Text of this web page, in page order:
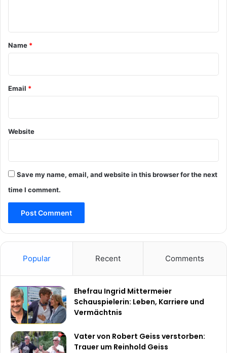
*
Name *
Email *
Website
Save my name, email, and website in this browser for the next
time I comment.
Popular Recent Comments
Ehefrau Ingrid Mittermeier
Schauspielerin: Leben, Karriere und
Vermächtnis
Vater von Robert Geiss verstorben:
Trauer um Reinhold Geiss